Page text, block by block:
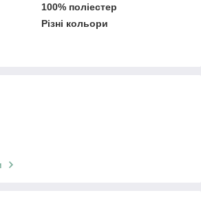
100% поліестер
Різні кольори